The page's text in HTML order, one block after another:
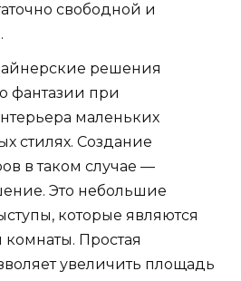
свободной и
решения
фантазии при
маленьких
стилях. Создание
в таком случае —
Это небольшие
которые являются
Простая
увеличить площадь